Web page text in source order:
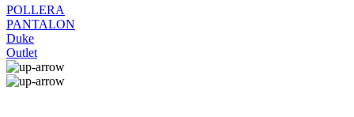
POLLERA
PANTALON
Duke
Outlet